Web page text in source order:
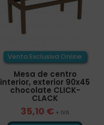
Venta Exclusiva Online
Mesa de centro
interior, exterior 90x45
chocolate CLICK-
CLACK
35,10 € + IVA